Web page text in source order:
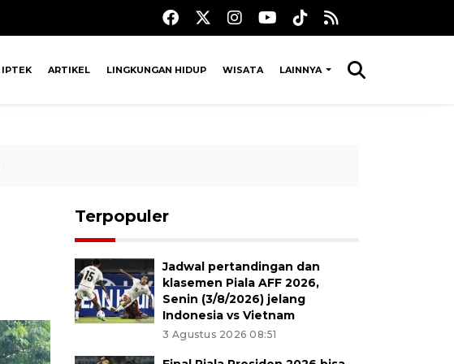
IPTEK ARTIKEL LINGKUNGAN HIDUP WISATA LAINNYA
Terpopuler
Jadwal pertandingan dan
klasemen Piala AFF 2026,
Senin (3/8/2026) jelang
Indonesia vs Vietnam
3 Agustus 2026 08:51